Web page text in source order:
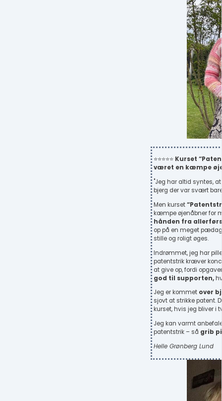
⭐⭐⭐⭐⭐ Kurset
været en kæmpe
"Jeg har altid syntes,
bjerg der var svært
Men kurset
kæmpe øjenåbner for
hånden fra
op på en meget
stille og roligt øges.
Indrømmet, jeg har
patentstrik kræver
at give op, fordi
god til supporten,
Jeg er kommet over
sjovt at strikke patent.
kurset, hvis jeg bliver i
Jeg kan varmt
patentstrik – så grib
Helle Grønberg Lund